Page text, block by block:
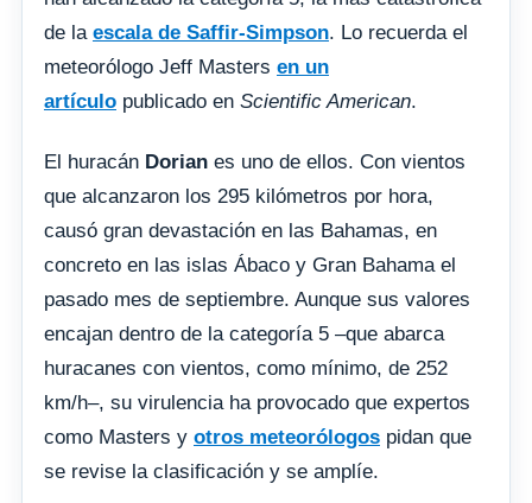
de la escala de Saffir-Simpson. Lo recuerda el
meteorólogo Jeff Masters en un
artículo publicado en Scientific American.
El huracán Dorian es uno de ellos. Con vientos
que alcanzaron los 295 kilómetros por hora,
causó gran devastación en las Bahamas, en
concreto en las islas Ábaco y Gran Bahama el
pasado mes de septiembre. Aunque sus valores
encajan dentro de la categoría 5 –que abarca
huracanes con vientos, como mínimo, de 252
km/h–, su virulencia ha provocado que expertos
como Masters y otros meteorólogos pidan que
se revise la clasificación y se amplíe.